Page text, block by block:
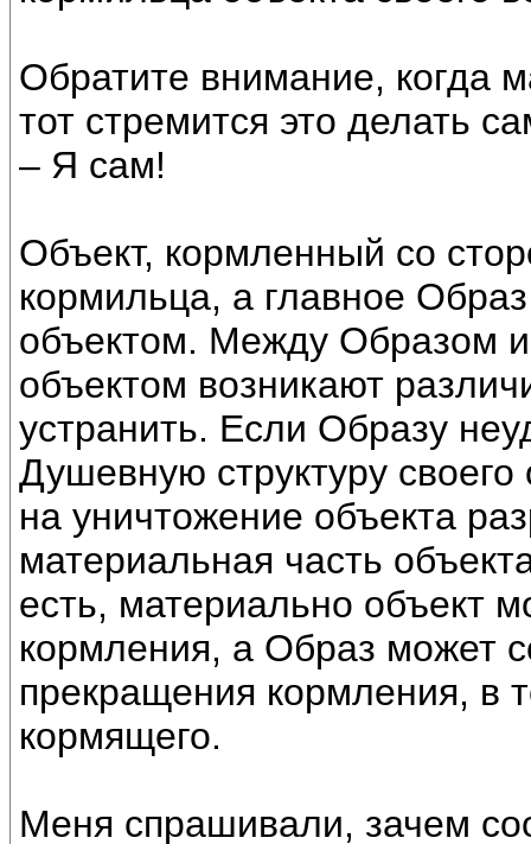
Обратите внимание, когда
тот стремится это делать
– Я сам!
Объект, кормленный со
кормильца, а главное
объектом. Между Образом
объектом возникают
устранить. Если Образу
Душевную структуру
на уничтожение объекта
материальная часть
есть, материально объект
кормления, а Образ может
прекращения кормления, в
кормящего.
Меня спрашивали, зачем